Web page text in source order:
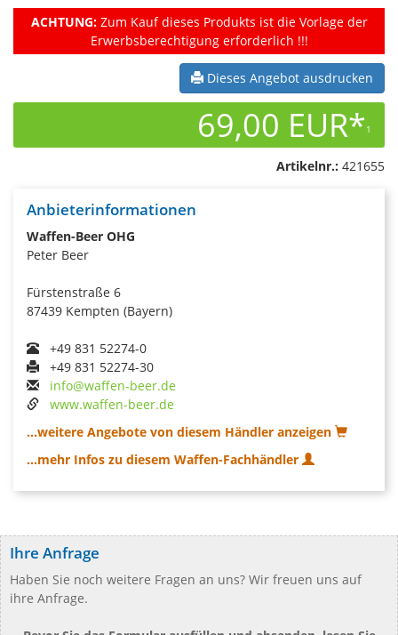
ACHTUNG:Zum Kauf dieses Produkts ist die Vorlage der
Erwerbsberechtigung erforderlich !!!
Dieses Angebot ausdrucken
69,00 EUR*1
Artikelnr.: 421655
Anbieterinformationen
Waffen-Beer OHG
Peter Beer
Fürstenstraße 6
87439 Kempten (Bayern)
+49 831 52274-0
+49 831 52274-30
info@waffen-beer.de
www.waffen-beer.de
...weitere Angebote von diesem Händler anzeigen
...mehr Infos zu diesem Waffen-Fachhändler
Ihre Anfrage
Haben Sie noch weitere Fragen an uns? Wir freuen uns auf
ihre Anfrage.